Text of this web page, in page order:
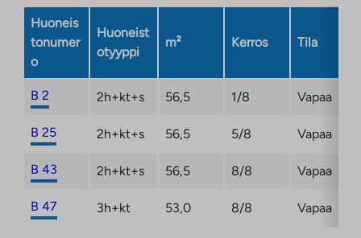
Huoneis
tonumer
o
Huoneist
otyyppi
m² Kerros Tila
B 2 2h+kt+s 56,5 1/8 Vapaa
B 25 2h+kt+s 56,5 5/8 Vapaa
B 43 2h+kt+s 56,5 8/8 Vapaa
B 47 3h+kt 53,0 8/8 Vapaa